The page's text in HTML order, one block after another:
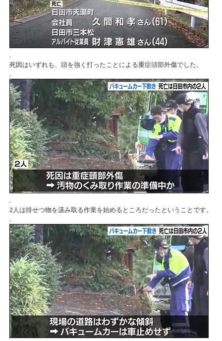
.
死因はいずれも、頭を強く打ったことによる重症頭部外傷でした。
.
.
2人は排せつ物を汲み取る作業を始めるところだったということです。
.